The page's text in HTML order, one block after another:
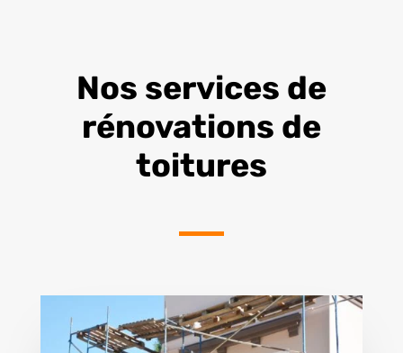
Nos services de
rénovations de
toitures